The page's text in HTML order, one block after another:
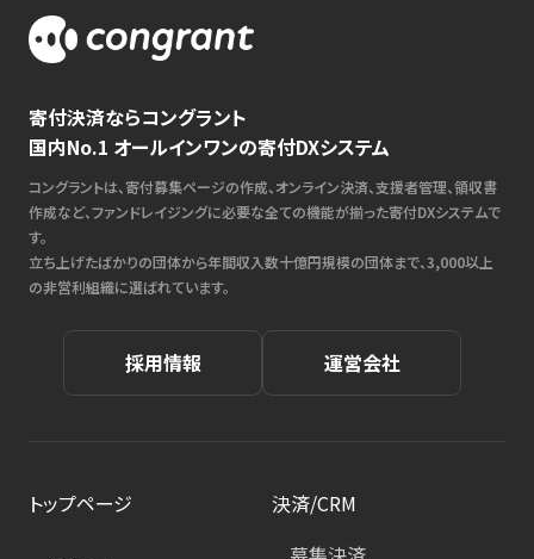
寄付決済ならコングラント
国内No.1 オールインワンの寄付DXシステム
コングラントは、寄付募集ページの作成、オンライン決済、支援者管理、領収書
作成など、ファンドレイジングに必要な全ての機能が揃った寄付DXシステムで
す。
立ち上げたばかりの団体から年間収入数十億円規模の団体まで、3,000以上
の非営利組織に選ばれています。
採用情報 運営会社
トップページ
決済/CRM